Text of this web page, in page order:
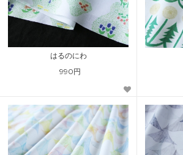
はるのにわ
990円